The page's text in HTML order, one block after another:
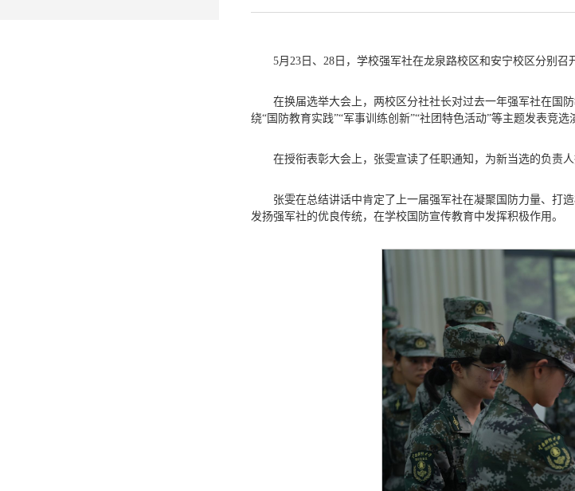
5月23日、28日，学校强军社在龙泉路校区和安宁校区分别
在换届选举大会上，两校区分社社长对过去一年强军社在国
绕“国防教育实践”“军事训练创新”“社团特色活动”等主题发表竞
在授衔表彰大会上，张雯宣读了任职通知，为新当选的负责
张雯在总结讲话中肯定了上一届强军社在凝聚国防力量、打
发扬强军社的优良传统，在学校国防宣传教育中发挥积极作用。